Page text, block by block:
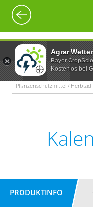
Agrar Wetter
Bayer
Kostenlos bei
Pflanzenschutzmittel / Herbizid
PRODUKTINFO